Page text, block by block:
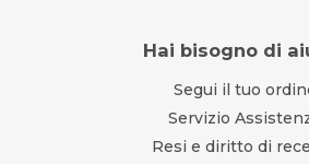
Hai bisogno di
Segui il tuo
Servizio
Resi e diritto di